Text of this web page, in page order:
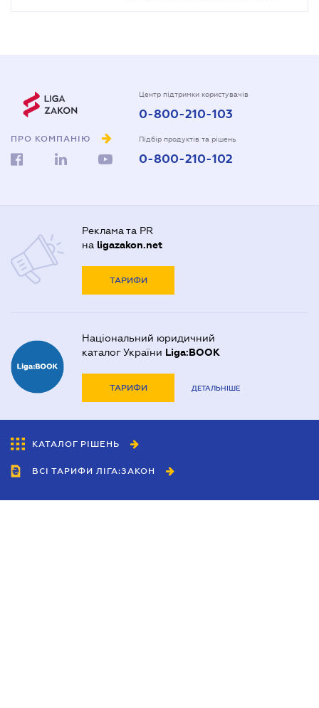
ПРО КОМПАНІЮ
Центр підтримки користувачів
0-800-210-103
Підбір продуктів та рішень
0-800-210-102
Реклама та PR
на ligazakon.net
ТАРИФИ
Національний юридичний
каталог України Liga:BOOK
ТАРИФИ ДЕТАЛЬНІШЕ
КАТАЛОГ РІШЕНЬ
ВСІ ТАРИФИ ЛІГА:ЗАКОН